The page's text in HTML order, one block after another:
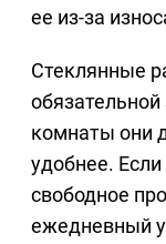
ее из-за
Стеклянные
комнаты они
удобнее.
свободное
ежедневный